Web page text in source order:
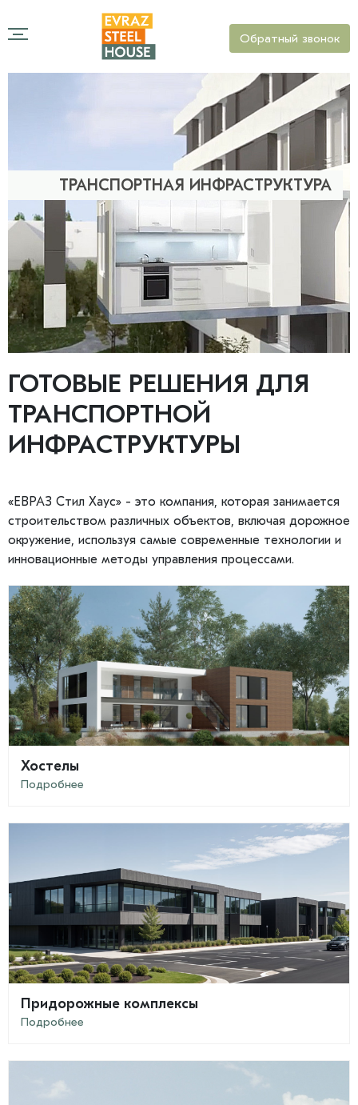
Обратный звонок
ТРАНСПОРТНАЯ ИНФРАСТРУКТУРА
ГОТОВЫЕ РЕШЕНИЯ ДЛЯ
ТРАНСПОРТНОЙ
ИНФРАСТРУКТУРЫ
«ЕВРАЗ Стил Хаус» - это компания, которая занимается
строительством различных объектов, включая дорожное
окружение, используя самые современные технологии и
инновационные методы управления процессами.
Хостелы
Подробнее
Придорожные комплексы
Подробнее